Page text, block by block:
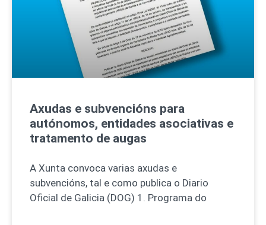
Axudas e subvencións para
autónomos, entidades asociativas e
tratamento de augas
A Xunta convoca varias axudas e
subvencións, tal e como publica o Diario
Oficial de Galicia (DOG) 1. Programa do